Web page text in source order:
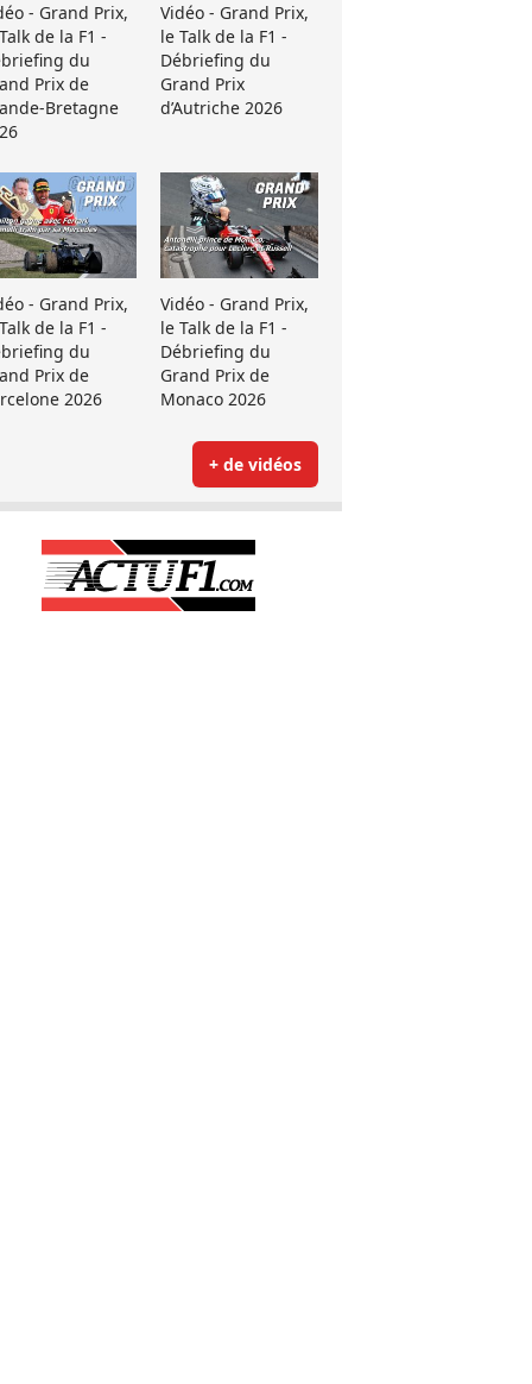
- Grand Prix,
de la F1 -
du
Prix de
Bretagne
Vidéo - Grand Prix,
le Talk de la F1 -
Débriefing du
Grand Prix
d’Autriche 2026
- Grand Prix,
de la F1 -
du
Prix de
2026
Vidéo - Grand Prix,
le Talk de la F1 -
Débriefing du
Grand Prix de
Monaco 2026
+ de vidéos